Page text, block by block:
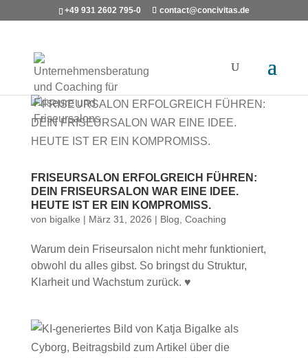
+49 931 2602 795-0 contact@concivitas.de
FRISEURSALON ERFOLGREICH FÜHREN:
DEIN FRISEURSALON WAR EINE IDEE.
HEUTE IST ER EIN KOMPROMISS.
von bigalke | März 31, 2026 | Blog Coaching
Warum dein Friseursalon nicht mehr funktioniert,
obwohl du alles gibst. So bringst du Struktur,
Klarheit und Wachstum zurück. ♥